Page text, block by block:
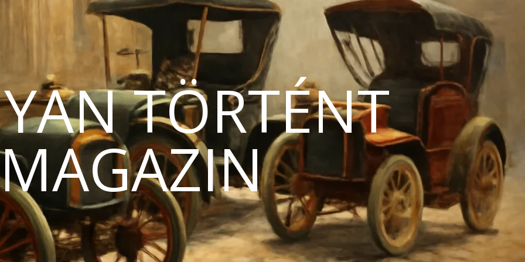
TÖRTÉNT
MAGAZIN